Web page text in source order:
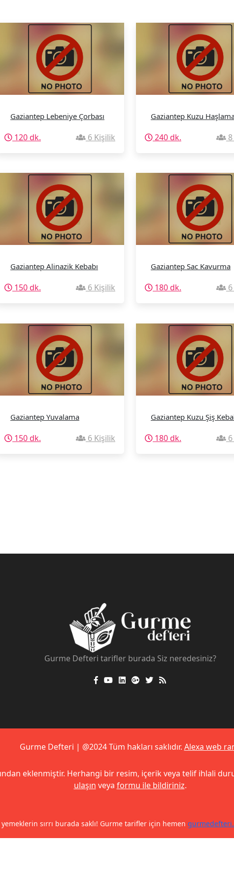
Gaziantep Lebeniye Çorbası
120 dk. 6 Kişilik
Gaziantep Kuzu
240 dk. 8
Gaziantep Alinazik Kebabı
150 dk. 6 Kişilik
Gaziantep Sac Kavurma
180 dk. 6
Gaziantep Yuvalama
150 dk. 6 Kişilik
Gaziantep Kuzu Şiş
180 dk. 6
Gurme Defteri tarifler burada Siz neredesiniz?
Gurme Defteri | @2024 Tüm hakları saklıdır. Alexa web
eklenmiştir. Herhangi bir resim, içerik veya telif ihlali
ulaşın veya formu ile bildiriniz.
sırrı burada saklı! Gurme tarifler için hemen